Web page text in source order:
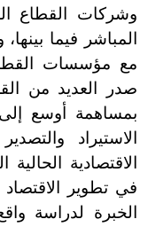
وشركات القطاع
المباشر فيما
مع مؤسسات
صدر العديد من
بمساهمة أوسع
الاستيراد
الاقتصادية
في تطوير
الخبرة لدراسة